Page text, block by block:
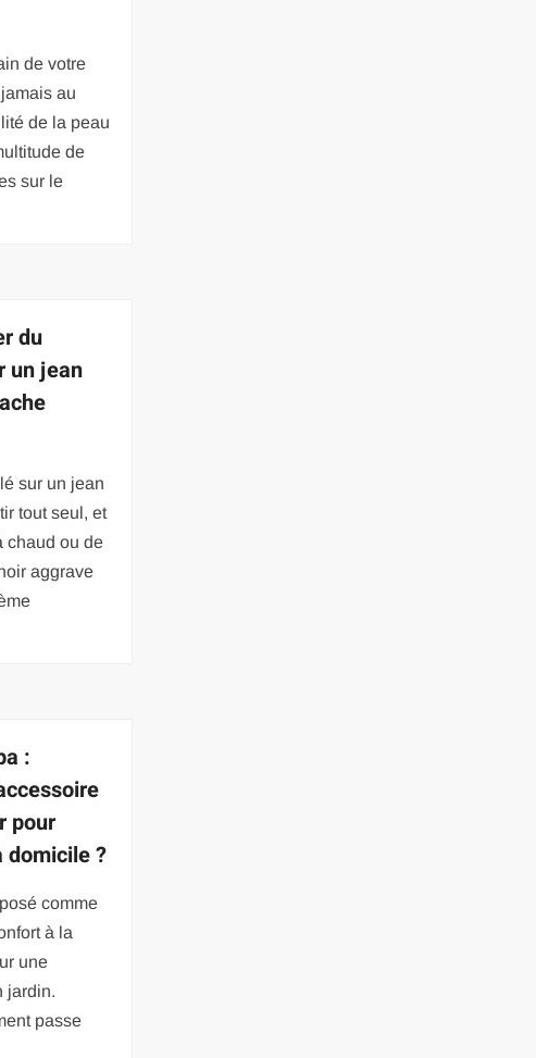
de votre
au
de la peau
de
sur le
du
un jean
sur un jean
tout seul, et
chaud ou de
aggrave
:
pour
?
comme
à la
une
jardin.
passe